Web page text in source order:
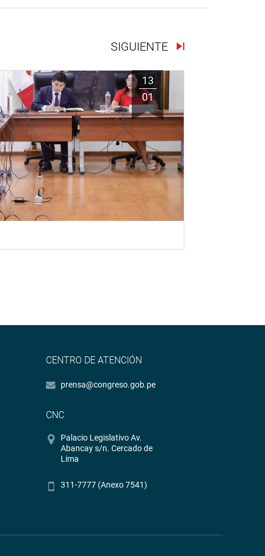
SIGUIENTE
13
01
CENTRO DE ATENCIÓN
prensa@congreso.gob.pe
CNC
Palacio Legislativo Av.
Abancay s/n. Cercado de
Lima
311-7777 (Anexo 7541)